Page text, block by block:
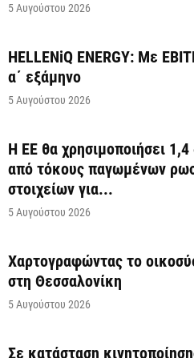
5 Αυγούστου 2026
HELLENiQ ENERGY: Με
α΄ εξάμηνο
5 Αυγούστου 2026
Η ΕΕ θα χρησιμοποιήσει
από τόκους παγωμένων
στοιχείων για...
5 Αυγούστου 2026
Χαρτογραφώντας το
στη Θεσσαλονίκη
5 Αυγούστου 2026
Σε κατάσταση